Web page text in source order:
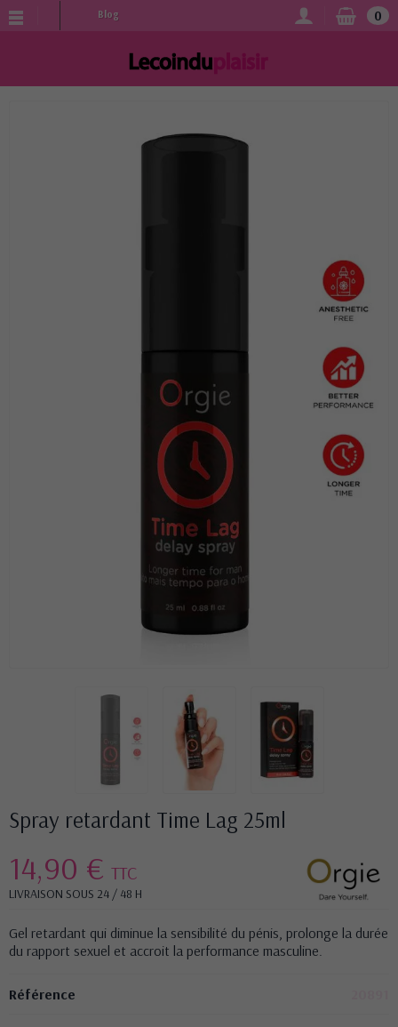
Blog 0
Spray retardant Time Lag 25ml
14,90 € TTC
LIVRAISON SOUS 24 / 48 H
Gel retardant qui diminue la sensibilité du pénis, prolonge la durée
du rapport sexuel et accroit la performance masculine.
Référence